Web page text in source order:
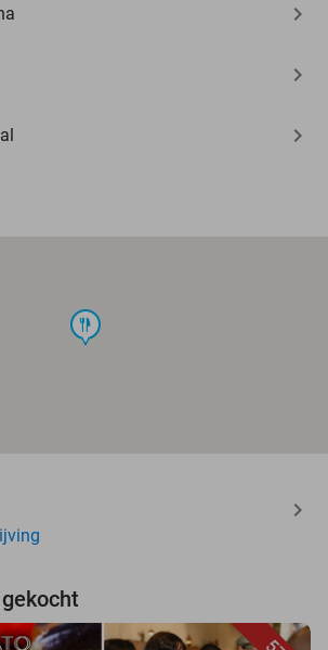
food